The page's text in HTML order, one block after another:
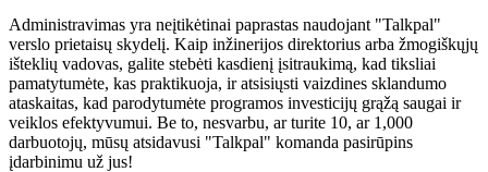
Administravimas yra neįtikėtinai paprastas naudojant "Talkpal"
verslo prietaisų skydelį. Kaip inžinerijos direktorius arba žmogiškųjų
išteklių vadovas, galite stebėti kasdienį įsitraukimą, kad tiksliai
pamatytumėte, kas praktikuoja, ir atsisiųsti vaizdines sklandumo
ataskaitas, kad parodytumėte programos investicijų grąžą saugai ir
veiklos efektyvumui. Be to, nesvarbu, ar turite 10, ar 1,000
darbuotojų, mūsų atsidavusi "Talkpal" komanda pasirūpins
įdarbinimu už jus!